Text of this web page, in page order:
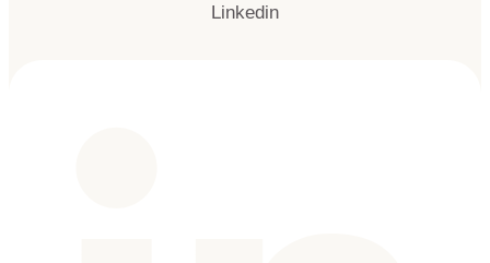
Linkedin